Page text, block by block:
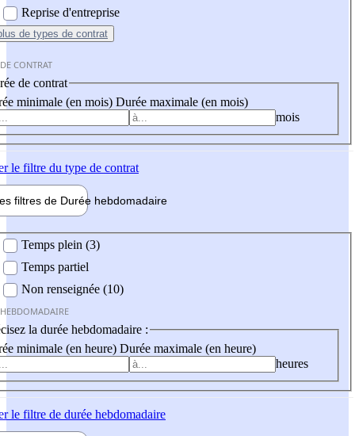
Reprise d'entreprise
de types de contrat
CONTRAT
de contrat
minimale (en mois) Durée maximale (en mois)
mois
le filtre du type de contrat
filtres de Durée hebdomadaire
Temps plein (3)
Temps partiel
Non renseignée (10)
la durée hebdomadaire :
minimale (en heure) Durée maximale (en heure)
heures
le filtre de durée hebdomadaire